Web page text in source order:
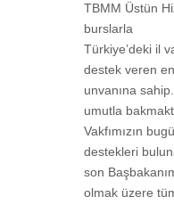
TBMM Üstün
burslarla
Türkiye’deki il
destek veren
unvanına
umutla
Vakfımızın
destekleri
son
olmak üzere